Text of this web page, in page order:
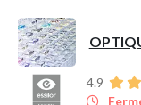
4.9